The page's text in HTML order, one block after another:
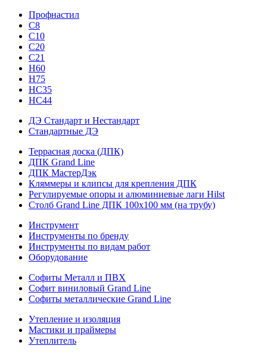
Профнастил
С8
С10
С20
С21
H60
H75
HС35
НС44
ДЭ Стандарт и Нестандарт
Стандартные ДЭ
Террасная доска (ДПК)
ДПК Grand Line
ДПК МастерДэк
Кляммеры и клипсы для крепления ДПК
Регулируемые опоры и алюминиевые лаги Hilst
Столб Grand Line ДПК 100х100 мм (на трубу)
Инструмент
Инструменты по бренду
Инструменты по видам работ
Оборудование
Софиты Металл и ПВХ
Софит виниловый Grand Line
Софиты металлические Grand Line
Утепление и изоляция
Мастики и праймеры
Утеплитель